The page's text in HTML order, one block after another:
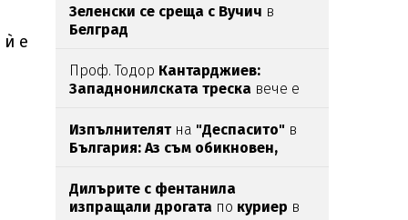
ѝ е
Зеленски се среща с Вучич в
Белград
Проф. Тодор Кантарджиев:
Западнонилската треска вече е
60
Изпълнителятна "Деспасито" в
България: Аз съм обикновен,
Дилърите с фентанила
изпращали дрогата по куриер в